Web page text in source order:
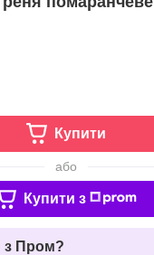
Купити
або
Купити з
з Пром?